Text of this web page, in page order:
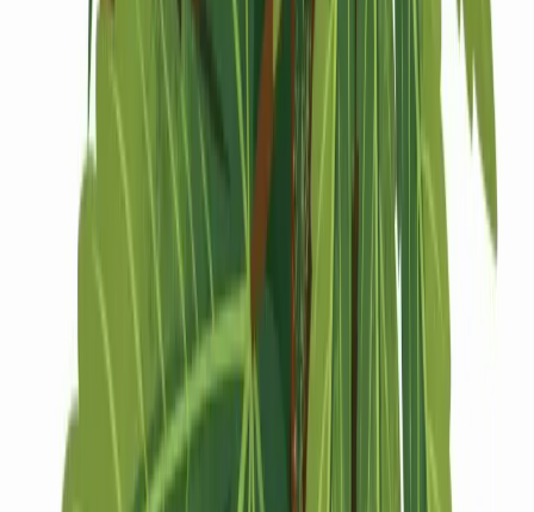
Drinkables